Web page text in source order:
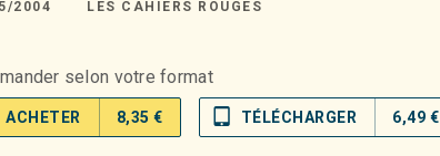
2004 LES CAHIERS ROUGES
selon votre format
ACHETER 8,35 € tablet_mac TÉLÉCHARGER 6,49 €